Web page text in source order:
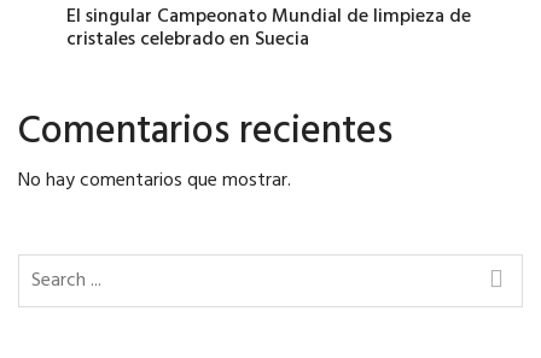
El singular Campeonato Mundial de limpieza de
cristales celebrado en Suecia
Comentarios recientes
No hay comentarios que mostrar.